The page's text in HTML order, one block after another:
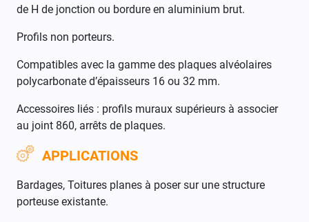
de H de jonction ou bordure en aluminium brut.
Profils non porteurs.
Compatibles avec la gamme des plaques alvéolaires
polycarbonate d’épaisseurs 16 ou 32 mm.
Accessoires liés : profils muraux supérieurs à associer
au joint 860, arrêts de plaques.
APPLICATIONS
Bardages, Toitures planes à poser sur une structure
porteuse existante.